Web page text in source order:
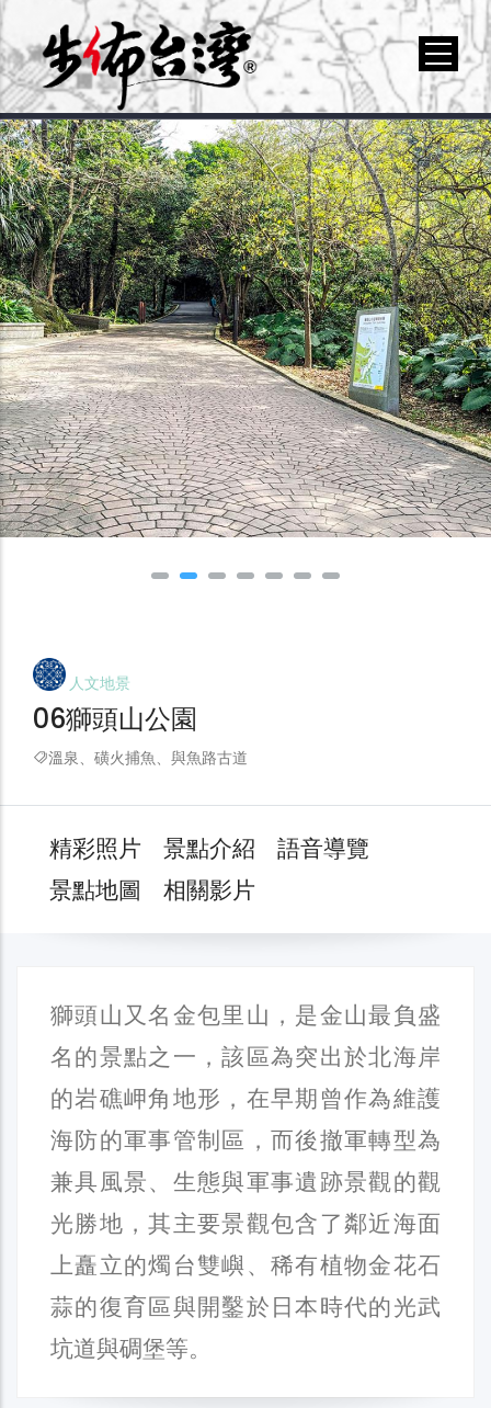
人文地景
06獅頭山公園
溫泉、磺火捕魚、與魚路古道
精彩照片 景點介紹
語音導覽
景點地圖
相關影片
獅頭山又名金包里山，是金山最負盛
名的景點之一，該區為突出於北海岸
的岩礁岬角地形，在早期曾作為維護
海防的軍事管制區，而後撤軍轉型為
兼具風景、生態與軍事遺跡景觀的觀
光勝地，其主要景觀包含了鄰近海面
上矗立的燭台雙嶼、稀有植物金花石
蒜的復育區與開鑿於日本時代的光武
坑道與碉堡等。